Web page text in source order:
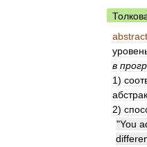
в
1)
2)
"You